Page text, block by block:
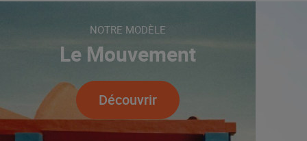
NOTRE MODÈLE
Le Mouvement
Découvrir